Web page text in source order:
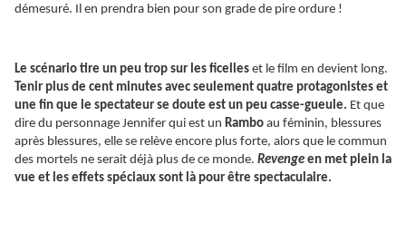
démesuré. Il en prendra bien pour son grade de pire ordure !
Le scénario tire un peu trop sur les ficelles et le film en devient long.
Tenir plus de cent minutes avec seulement quatre protagonistes et
une fin que le spectateur se doute est un peu casse-gueule. Et que
dire du personnage Jennifer qui est un Rambo au féminin, blessures
après blessures, elle se relève encore plus forte, alors que le commun
des mortels ne serait déjà plus de ce monde. Revenge en met plein la
vue et les effets spéciaux sont là pour être spectaculaire.